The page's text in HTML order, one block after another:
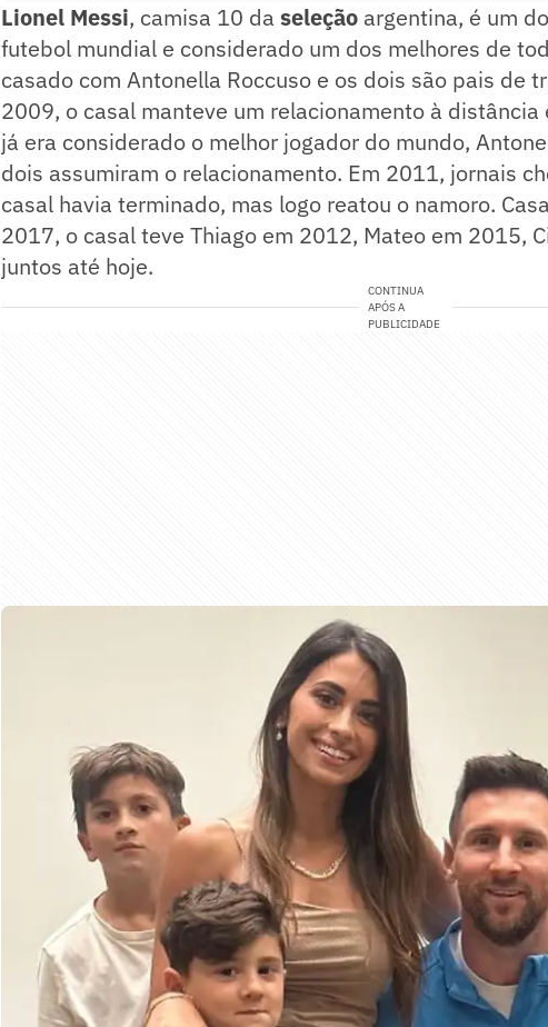
Lionel Messi, camisa 10 da seleção argentina, é um
futebol mundial e considerado um dos melhores de
casado com Antonella Roccuso e os dois são pais de
2009, o casal manteve um relacionamento à
já era considerado o melhor jogador do mundo,
dois assumiram o relacionamento. Em 2011, jornais
casal havia terminado, mas logo reatou o namoro.
2017, o casal teve Thiago em 2012, Mateo em 2015,
juntos até hoje.
CONTINUA
APÓS A
PUBLICIDADE
➡️ Simule os jogos da Copa do Mundo!